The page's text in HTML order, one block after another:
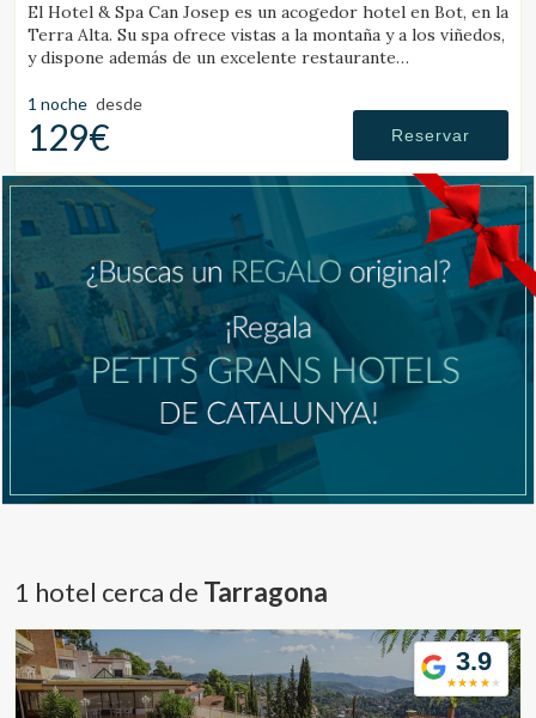
El Hotel & Spa Can Josep es un acogedor hotel en Bot, en la
Terra Alta. Su spa ofrece vistas a la montaña y a los viñedos,
y dispone además de un excelente restaurante
1 noche desde
129€ Reservar
1 hotel cerca de Tarragona
3.9
Modificar cookies
Técnicas y funcionales
Siempre activas
Este sitio web utiliza Cookies propias para recopilar
información con la finalidad de mejorar nuestros servicios.
Si continua navegando, supone la aceptación de la
instalación de las mismas. El usuario tiene la posibilidad
de configurar su navegador pudiendo, si así lo desea,
impedir que sean instaladas en su disco duro, aunque
deberá tener en cuenta que dicha acción podrá ocasionar
Analíticas y personalización
Permiten realizar el seguimiento y análisis del
comportamiento de los usuarios de este sitio web. La
información recogida mediante este tipo de cookies se
utiliza en la medición de la actividad de la web para la
elaboración de perfiles de navegación de los usuarios con